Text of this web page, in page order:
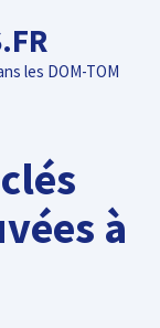
les DOM-TOM
à